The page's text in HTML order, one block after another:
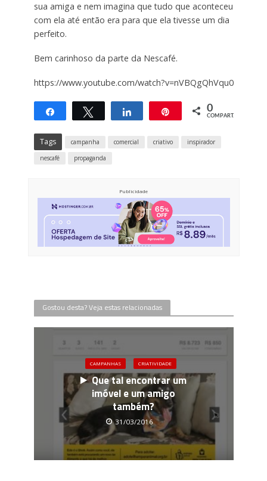
sua amiga e nem imagina que tudo que aconteceu
com ela até então era para que ela tivesse um dia
perfeito.
Bem carinhoso da parte da Nescafé.
https://www.youtube.com/watch?v=nVBQgQhVqu0
CompartilharTwittar Compartilhar 0
COMPART.
Tags campanha comercial criativo
inspirador
nescafé
propaganda
Publicidade
Gostou desta? Veja estas relacionadas
CAMPANHAS CRIATIVIDADE
Que tal encontrar um
imóvel e um amigo
também?
31/03/2016